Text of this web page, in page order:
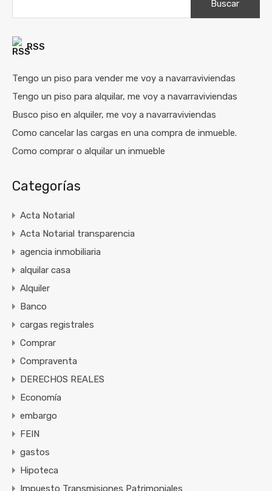
RSS
Tengo un piso para vender me voy a navarraviviendas
Tengo un piso para alquilar, me voy a navarraviviendas
Busco piso en alquiler, me voy a navarraviviendas
Como cancelar las cargas en una compra de inmueble.
Como comprar o alquilar un inmueble
Categorías
Acta Notarial
Acta Notarial transparencia
agencia inmobiliaria
alquilar casa
Alquiler
Banco
cargas registrales
Comprar
Compraventa
DERECHOS REALES
Economía
embargo
FEIN
gastos
Hipoteca
Impuesto Transmisiones Patrimoniales